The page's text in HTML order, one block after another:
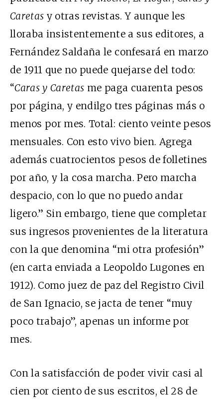
Caretas y otras revistas. Y aunque les
lloraba insistentemente a sus editores, a
Fernández Saldaña le confesará en marzo
de 1911 que no puede quejarse del todo:
“Caras y Caretas me paga cuarenta pesos
por página, y endilgo tres páginas más o
menos por mes. Total: ciento veinte pesos
mensuales. Con esto vivo bien. Agrega
además cuatrocientos pesos de folletines
por año, y la cosa marcha. Pero marcha
despacio, con lo que no puedo andar
ligero.” Sin embargo, tiene que completar
sus ingresos provenientes de la literatura
con la que denomina “mi otra profesión”
(en carta enviada a Leopoldo Lugones en
1912). Como juez de paz del Registro Civil
de San Ignacio, se jacta de tener “muy
poco trabajo”, apenas un informe por
mes.
Con la satisfacción de poder vivir casi al
cien por ciento de sus escritos, el 28 de